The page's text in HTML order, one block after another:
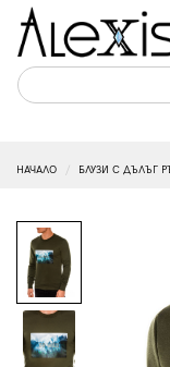
НАЧАЛО БЛУЗИ С ДЪЛЪГ